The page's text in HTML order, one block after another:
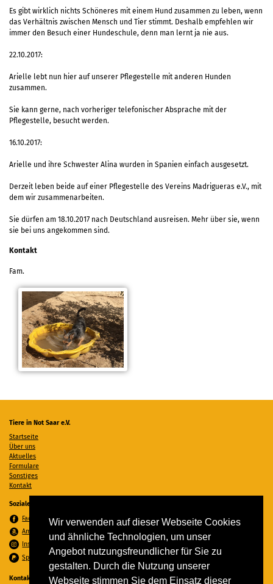
Wir verwenden auf dieser Webseite Cookies
und ähnliche Technologien, um unser
Angebot nutzungsfreundlicher für Sie zu
gestalten. Durch die Nutzung unserer
Webseite stimmen Sie dem Einsatz dieser
Es gibt wirklich nichts Schöneres mit einem Hund zusammen zu leben, wenn
das Verhältnis zwischen Mensch und Tier stimmt. Deshalb empfehlen wir
immer den Besuch einer Hundeschule, denn man lernt ja nie aus.
22.10.2017:
Arielle lebt nun hier auf unserer Pflegestelle mit anderen Hunden
zusammen.
Sie kann gerne, nach vorheriger telefonischer Absprache mit der
Pflegestelle, besucht werden.
16.10.2017:
Arielle und ihre Schwester Alina wurden in Spanien einfach ausgesetzt.
Derzeit leben beide auf einer Pflegestelle des Vereins Madrigueras e.V., mit
dem wir zusammenarbeiten.
Sie dürfen am 18.10.2017 nach Deutschland ausreisen. Mehr über sie, wenn
sie bei uns angekommen sind.
Kontakt
Fam.
Tiere in Not Saar e.V.
Startseite
Über uns
Aktuelles
Formulare
Sonstiges
Kontakt
Soziale Medien
Facebook
Amazon Wunschzettel
Instagram
Spenden per PayPal
Kontakt